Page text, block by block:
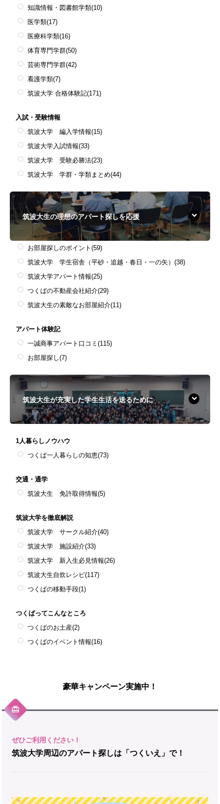
知識情報・図書館学類(10)
医学類(17)
医療科学類(16)
体育専門学群(50)
芸術専門学群(42)
看護学類(7)
筑波大学 合格体験記(171)
入試・受験情報
筑波大学 編入学情報(15)
筑波大学入試情報(33)
筑波大学 受験必勝法(23)
筑波大学 学群・学類まとめ(44)
筑波大生の理想のアパート探しを応援
お部屋探しのポイント (59)
筑波大学 学生宿舎（平砂・追越・春日・一の矢） (38)
筑波大学アパート情報(25)
つくばの不動産会社紹介(29)
筑波大生の素敵なお部屋紹介(11)
アパート体験記
一誠商事アパート口コミ (115)
お部屋探し(7)
筑波大生が充実した学生生活を送るために
1人暮らしノウハウ
つくば一人暮らしの知恵(73)
交通・通学
筑波大生 免許取得情報(5)
筑波大学を徹底解説
筑波大学 サークル紹介(40)
筑波大学 施設紹介(33)
筑波大学 新入生必見情報(26)
筑波大生自炊レシピ(117)
つくばの移動手段(1)
つくばってこんなところ
つくばのお土産(2)
つくばのイベント情報(16)
豪華キャンペーン実施中！
筑波大学周辺のアパート探しは「つくいえ」で！